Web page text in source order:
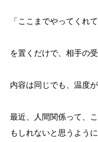
「ここまでやってくれ
を置くだけで、相手の
内容は同じでも、温度が
最近、人間関係って、
もしれないと思うように